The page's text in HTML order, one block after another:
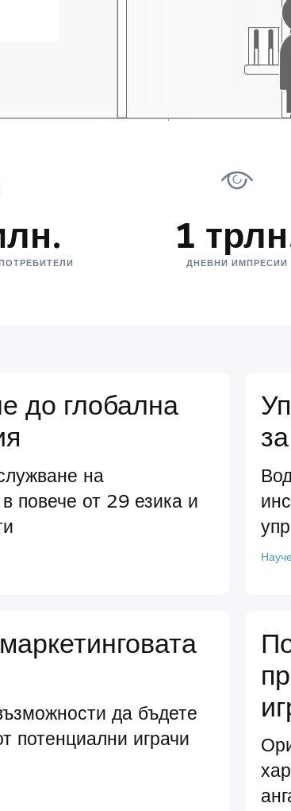
1
ДНЕВНИ ИМПРЕСИИ
до глобална
на
повече от 29 езика и
да бъдете
потенциални играчи